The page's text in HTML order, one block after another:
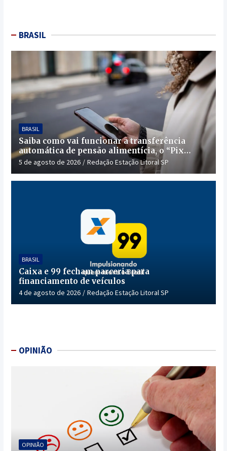
BRASIL
BRASIL
Saiba como vai funcionar a transferência
automática de pensão alimentícia, o “Pix
Pensão”
5 de agosto de 2026 Redação Estação Litoral SP
BRASIL
Caixa e 99 fecham parceria para
financiamento de veículos
4 de agosto de 2026 Redação Estação Litoral SP
OPINIÃO
OPINIÃO